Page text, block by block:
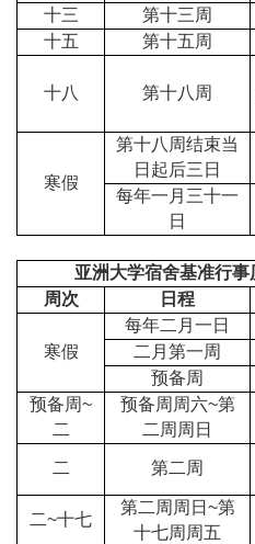
十三
第十三周
十五
第十五周
十八 第十八周
寒假
第十八周结束当
日起后三日
每年一月三十一
日
亚洲大学宿舍基准行
周次
日程
寒假
每年二月一日
二月第一周
预备周
预备周~
二
预备周周六~第
二周周日
二 第二周
二~十七
第二周周日~第
十七周周五